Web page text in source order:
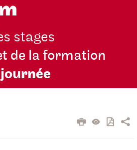
stages
de la formation
rnée